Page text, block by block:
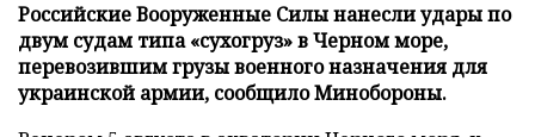
Российские Вооруженные Силы нанесли удары по
двум судам типа «сухогруз» в Черном море,
перевозившим грузы военного назначения для
украинской армии, сообщило Минобороны.